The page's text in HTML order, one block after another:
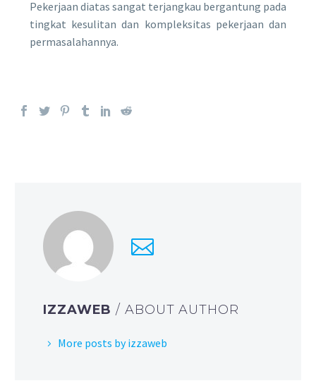
Pekerjaan diatas sangat terjangkau bergantung pada
tingkat kesulitan dan kompleksitas pekerjaan dan
permasalahannya.
IZZAWEB/ ABOUT AUTHOR
More posts by izzaweb